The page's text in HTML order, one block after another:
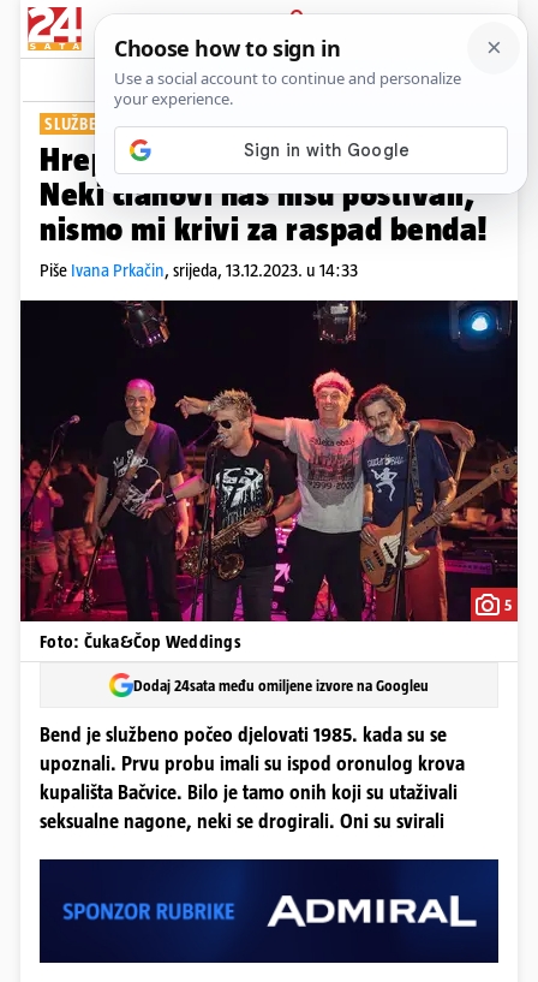
PRIJAVA
Show Komentari
SLUŽBENO JE
Hrepa i Jakša iz Daleke Obale:
Neki članovi nas nisu poštivali,
nismo mi krivi za raspad benda!
Piše Ivana Prkačin, srijeda, 13.12.2023. u 14:33
5
Foto: Čuka&Čop Weddings
Dodaj 24sata među omiljene izvore na Googleu
Bend je službeno počeo djelovati 1985. kada su se
upoznali. Prvu probu imali su ispod oronulog krova
kupališta Bačvice. Bilo je tamo onih koji su utaživali
seksualne nagone, neki se drogirali. Oni su svirali